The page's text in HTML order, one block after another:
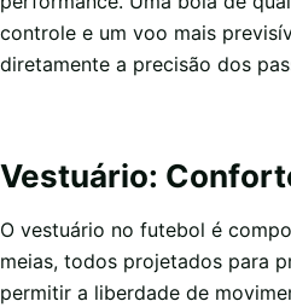
controle e um voo mais
diretamente a precisão dos
Vestuário:
O vestuário no futebol é
meias, todos projetados para
permitir a liberdade de